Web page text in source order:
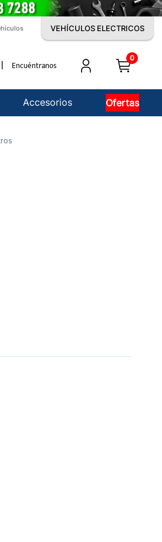
VEHÍCULOS ELECTRICOS
Encuéntranos
0
Accesorios Ofertas